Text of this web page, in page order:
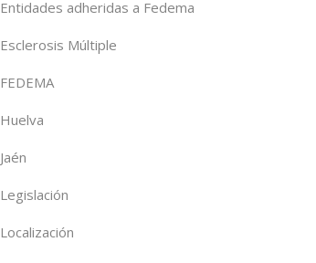
Entidades adheridas a Fedema
Esclerosis Múltiple
FEDEMA
Huelva
Jaén
Legislación
Localización